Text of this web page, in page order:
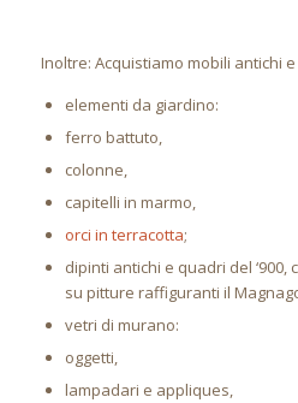
Inoltre: Acquistiamo mobili antichi e
elementi da giardino:
ferro battuto,
colonne,
capitelli in marmo,
orci in terracotta;
dipinti antichi e quadri del
su pitture raffiguranti il
vetri di murano:
oggetti,
lampadari e appliques,